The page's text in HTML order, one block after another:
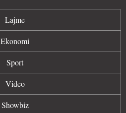
Lajme
Ekonomi
Sport
Video
Showbiz